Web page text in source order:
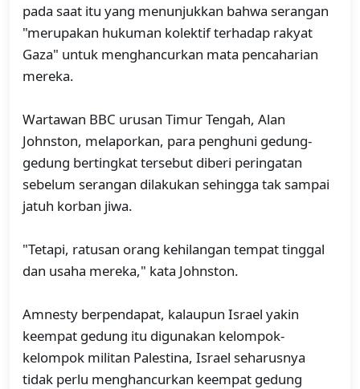
pada saat itu yang menunjukkan bahwa serangan
"merupakan hukuman kolektif terhadap rakyat
Gaza" untuk menghancurkan mata pencaharian
mereka.
Wartawan BBC urusan Timur Tengah, Alan
Johnston, melaporkan, para penghuni gedung-
gedung bertingkat tersebut diberi peringatan
sebelum serangan dilakukan sehingga tak sampai
jatuh korban jiwa.
"Tetapi, ratusan orang kehilangan tempat tinggal
dan usaha mereka," kata Johnston.
Amnesty berpendapat, kalaupun Israel yakin
keempat gedung itu digunakan kelompok-
kelompok militan Palestina, Israel seharusnya
tidak perlu menghancurkan keempat gedung